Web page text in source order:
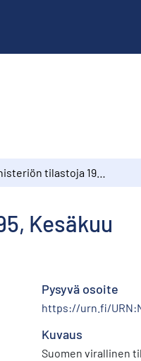
Kesäkuu
Pysyvä osoite
https://urn.fi/
Kuvaus
Suomen virallinen